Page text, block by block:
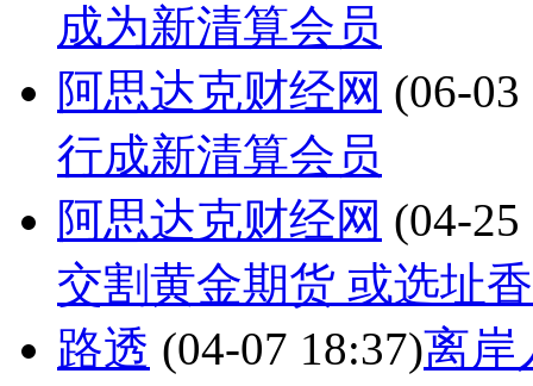
成为新清算会员
阿思达克财经网 (06-03
行成新清算会员
阿思达克财经网 (04-25
交割黄金期货 或选址
路透 (04-07 18:37)离岸